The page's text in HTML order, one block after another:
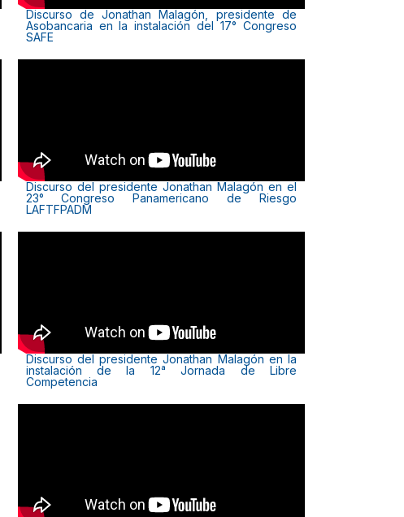
Discurso de Jonathan Malagón, presidente de
Asobancaria en la instalación del 17° Congreso
SAFE
Discurso del presidente Jonathan Malagón en el
23° Congreso Panamericano de Riesgo
LAFTFPADM
Discurso del presidente Jonathan Malagón en la
instalación de la 12ᵃ Jornada de Libre
Competencia